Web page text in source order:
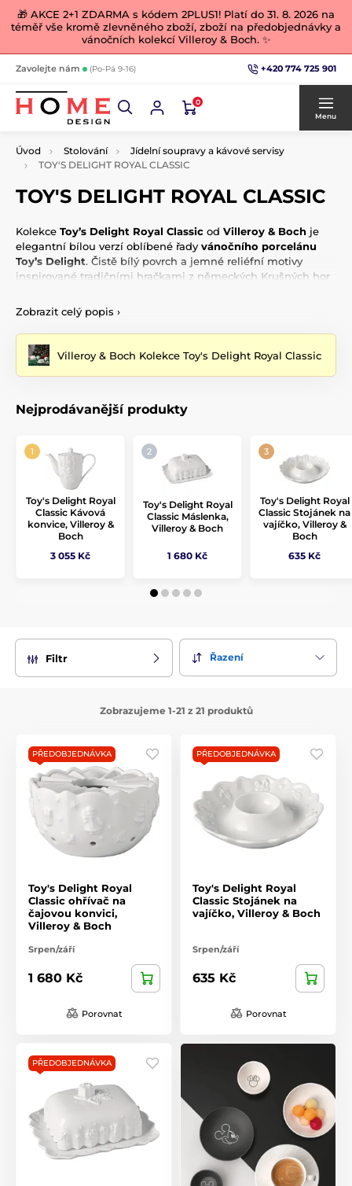
🎁 AKCE 2+1 ZDARMA s kódem 2PLUS1! Platí do 31. 8. 2026 na
téměř vše kromě zlevněného zboží, zboží na předobjednávky a
vánočních kolekcí Villeroy & Boch. ✨
Zavolejte nám (Po-Pá 9-16) +420 774 725 901
0
Menu
Úvod Stolování
Jídelní soupravy a kávové servisy
TOY'S DELIGHT ROYAL CLASSIC
TOY'S DELIGHT ROYAL CLASSIC
Kolekce Toy’s Delight Royal Classic od Villeroy & Boch je
elegantní bílou verzí oblíbené řady vánočního porcelánu
Toy’s Delight. Čistě bílý povrch a jemné reliéfní motivy
inspirované tradičními hračkami z německých Krušných hor
Tentovánoční porcelán Villeroy & Boch
působivý, ale i příjemný na dotek díky plastickému zdobení.
Doporučujeme jej kombinovat s barevnou verzí kolekce
Toy’s Delight– společně vytvoří dokonalévánoční stolování
Villeroy & Bochplné kontrastů a šarmu.
V kolekci najdete vše potřebné pro slavnostně prostřený stůl:
vánoční talíře
, mísy, hrnky, konvice, podnosy i nádobí na
čistou eleganci, tradiční vzhled a výjimečnou atmosféru.
Zobrazit celý popis ›
Villeroy & Boch Kolekce Toy's Delight Royal Classic
Nejprodávanější produkty
Toy's Delight Royal
Classic Kávová
konvice, Villeroy &
Boch
3 055 Kč
Toy's Delight Royal
Classic Máslenka,
Villeroy & Boch
1 680 Kč
Toy's Delight Royal
Classic Stojánek na
vajíčko, Villeroy &
Boch
635 Kč
Filtr Řazení
Zobrazujeme 1-21 z 21 produktů
PŘEDOBJEDNÁVKA
Toy's Delight Royal
Classic ohřívač na
čajovou konvici,
Villeroy & Boch
Srpen/září
1 680 Kč
Porovnat
PŘEDOBJEDNÁVKA
Toy's Delight Royal
Classic Stojánek na
vajíčko, Villeroy & Boch
Srpen/září
635 Kč
Porovnat
PŘEDOBJEDNÁVKA